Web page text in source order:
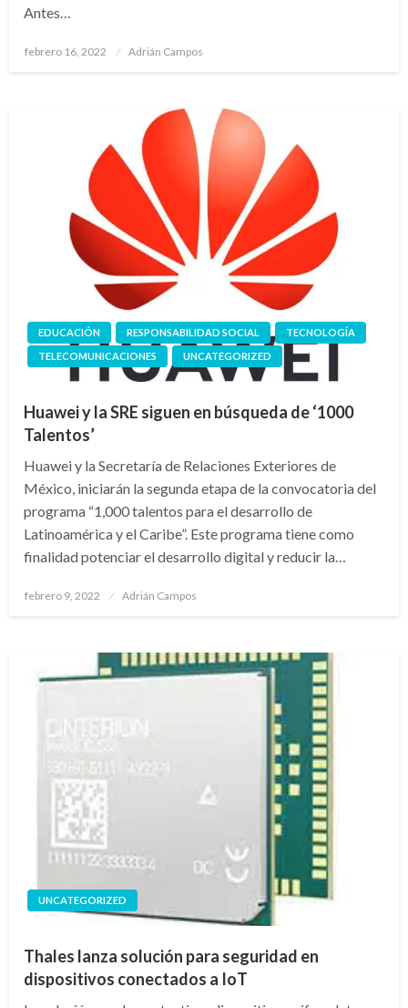
Antes…
Publicado
febrero 16, 2022 Adrián Campos
EDUCACIÓN RESPONSABILIDAD SOCIAL
TECNOLOGÍA
TELECOMUNICACIONES
UNCATEGORIZED
Huawei y la SRE siguen en búsqueda de ‘1000
Talentos’
Huawei y la Secretaría de Relaciones Exteriores de
México, iniciarán la segunda etapa de la convocatoria del
programa “1,000 talentos para el desarrollo de
Latinoamérica y el Caribe”. Este programa tiene como
finalidad potenciar el desarrollo digital y reducir la…
Publicado
febrero 9, 2022 Adrián Campos
UNCATEGORIZED
Thales lanza solución para seguridad en
dispositivos conectados a IoT